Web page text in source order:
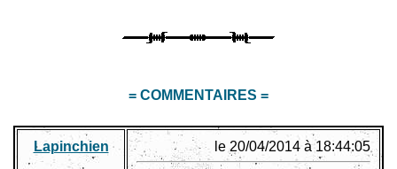
= COMMENTAIRES =
Lapinchien le 20/04/2014 à 18:44:05